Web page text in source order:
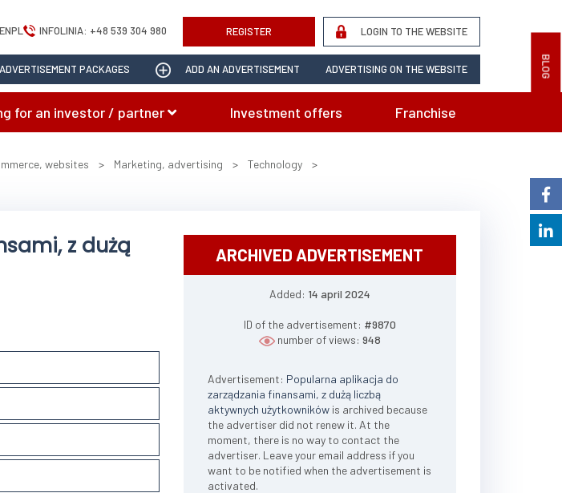
BLOG
ENPL INFOLINIA: +48 539 304 980 REGISTER LOGIN TO THE WEBSITE
ADVERTISEMENT PACKAGES ADD AN ADVERTISEMENT ADVERTISING ON THE WEBSITE
for an investor / partner Investment offers Franchise
websites > Marketing, advertising > Technology >
z dużą ARCHIVED ADVERTISEMENT
Added: 14 april 2024
ID of the advertisement: #9870
number of views: 948
Advertisement: Popularna aplikacja do
zarządzania finansami, z dużą liczbą
aktywnych użytkowników is archived because
the advertiser did not renew it. At the
moment, there is no way to contact the
advertiser. Leave your email address if you
want to be notified when the advertisement is
activated.